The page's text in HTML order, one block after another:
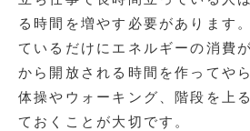
る時間を増やす必要があります
ているだけにエネルギーの消費
から開放される時間を作ってや
体操やウォーキング、階段を上
ておくことが大切です。